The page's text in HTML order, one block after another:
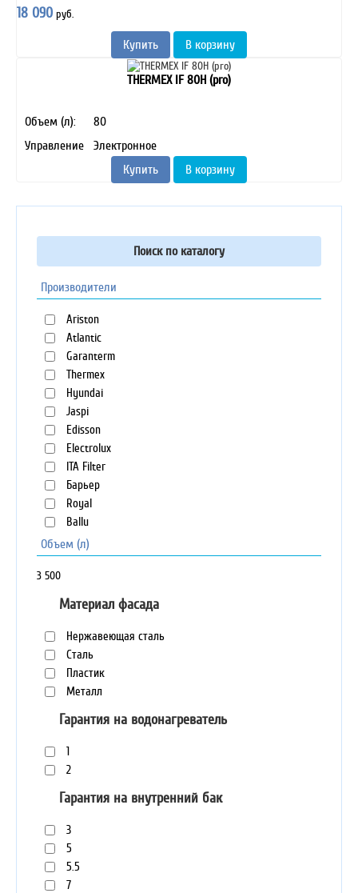
18 090 руб.
Купить В корзину
THERMEX IF 80H (pro)
Объем (л):
80
Управление
Электронное
Купить
В корзину
Поиск по каталогу
Производители
Ariston
Atlantic
Garanterm
Thermex
Hyundai
Jaspi
Edisson
Electrolux
ITA Filter
Барьер
Royal
Ballu
Объем (л)
3 500
Материал фасада
Нержавеющая сталь
Сталь
Пластик
Металл
Гарантия на водонагреватель
1
2
Гарантия на внутренний бак
3
5
5.5
7